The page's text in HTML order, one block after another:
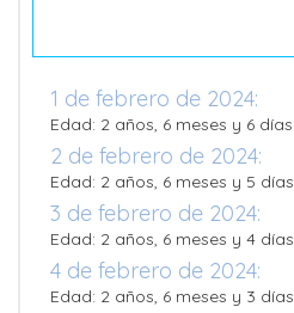
1 de febrero de 2024:
Edad: 2 años, 6 meses y 6 días
2 de febrero de 2024:
Edad: 2 años, 6 meses y 5 días
3 de febrero de 2024:
Edad: 2 años, 6 meses y 4 días
4 de febrero de 2024:
Edad: 2 años, 6 meses y 3 días